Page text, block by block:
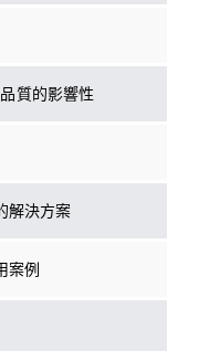
質的影響性
解決方案
案例